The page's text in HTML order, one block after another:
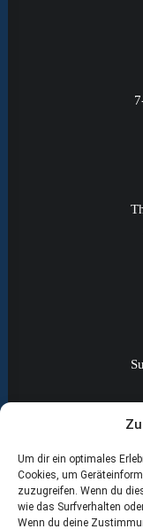
Um dir ein optimales
Cookies, um
zuzugreifen. Wenn du
wie das Surfverhalten
Wenn du deine